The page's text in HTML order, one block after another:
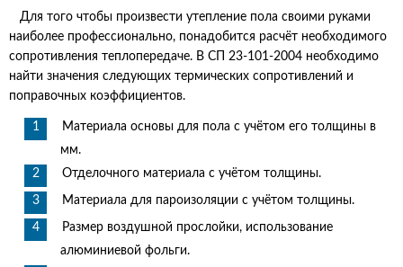
Для того чтобы произвести утепление пола своими руками
наиболее профессионально, понадобится расчёт необходимого
сопротивления теплопередаче. В СП 23-101-2004 необходимо
найти значения следующих термических сопротивлений и
поправочных коэффициентов.
Материала основы для пола с учётом его толщины в
мм.
Отделочного материала с учётом толщины.
Материала для пароизоляции с учётом толщины.
Размер воздушной прослойки, использование
алюминиевой фольги.